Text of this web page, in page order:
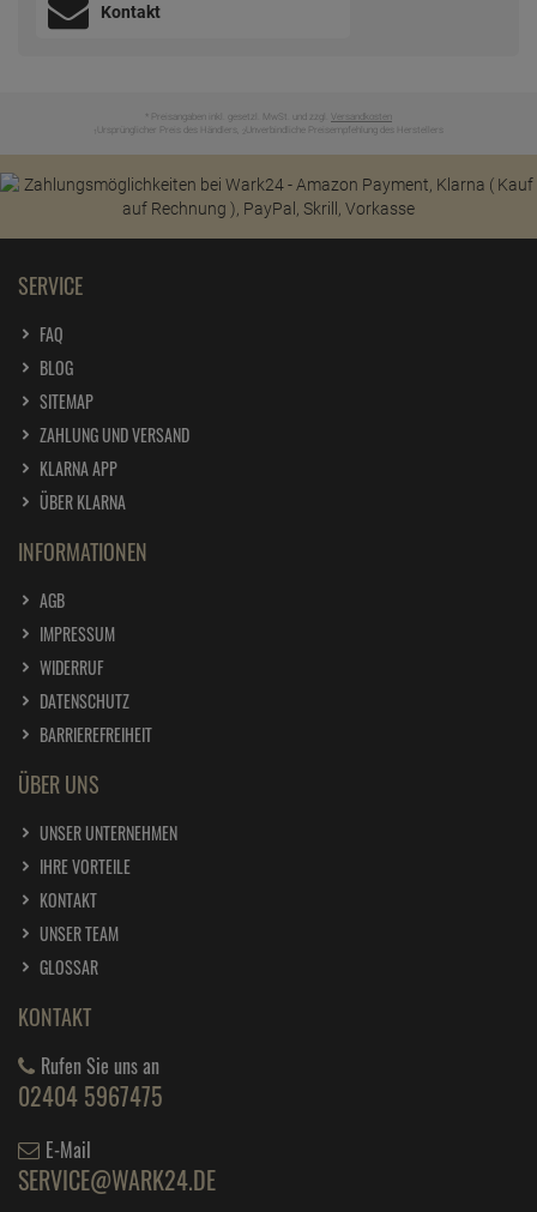
Kontakt
* Preisangaben inkl. gesetzl. MwSt. und zzgl. Versandkosten
Ursprünglicher Preis des Händlers, Unverbindliche Preisempfehlung des Herstellers
SERVICE
FAQ
BLOG
SITEMAP
ZAHLUNG UND VERSAND
KLARNA APP
ÜBER KLARNA
INFORMATIONEN
AGB
IMPRESSUM
WIDERRUF
DATENSCHUTZ
BARRIEREFREIHEIT
ÜBER UNS
UNSER UNTERNEHMEN
IHRE VORTEILE
KONTAKT
UNSER TEAM
GLOSSAR
KONTAKT
Rufen Sie uns an
02404 5967475
E-Mail
SERVICE@WARK24.DE